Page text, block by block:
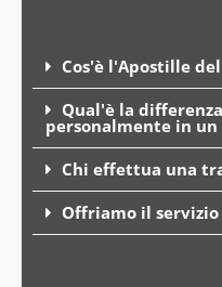
Cos'è l'Apostille
Qual'è la
personalmente in un
Chi effettua una
Offriamo il